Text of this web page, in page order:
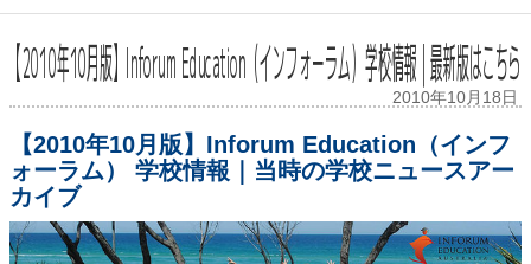
【2010年10月版】Inforum Education（インフォーラム）学校情報｜最新版はこちら
2010年10月18日
【2010年10月版】Inforum Education（インフ
ォーラム） 学校情報｜当時の学校ニュースアー
カイブ